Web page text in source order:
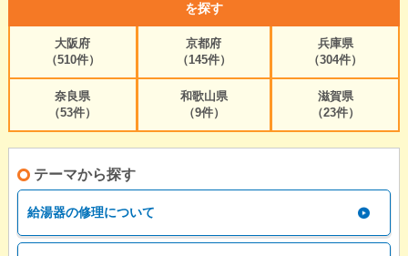
を探す
大阪府
（510件）
京都府
（145件）
兵庫県
（304件）
奈良県
（53件）
和歌山県
（9件）
滋賀県
（23件）
テーマから探す
給湯器の修理について